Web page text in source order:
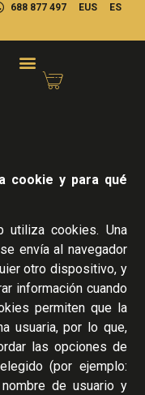
688 877 497 EUS ES
cookie y para qué
utiliza cookies. Una
envía al navegador
otro dispositivo, y
información cuando
permiten que la
usuaria, por lo que,
las opciones de
(por ejemplo:
de usuario y